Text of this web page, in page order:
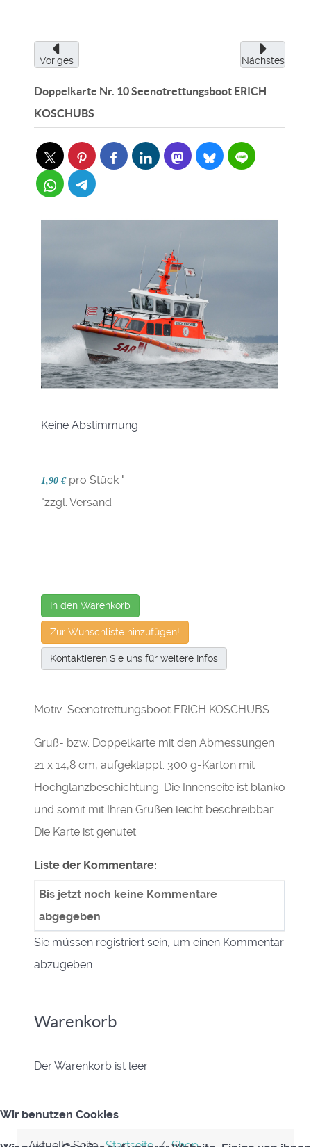
Voriges Nächstes
Doppelkarte Nr. 10 Seenotrettungsboot ERICH
KOSCHUBS
Keine Abstimmung
1,90 € pro Stück "
"zzgl. Versand
In den Warenkorb
Zur Wunschliste hinzufügen!
Kontaktieren Sie uns für weitere Infos
Motiv: Seenotrettungsboot ERICH KOSCHUBS
Gruß- bzw. Doppelkarte mit den Abmessungen
21 x 14,8 cm, aufgeklappt. 300 g-Karton mit
Hochglanzbeschichtung. Die Innenseite ist blanko
und somit mit Ihren Grüßen leicht beschreibbar.
Die Karte ist genutet.
Liste der Kommentare:
Bis jetzt noch keine Kommentare
abgegeben
Sie müssen registriert sein, um einen Kommentar
abzugeben.
Warenkorb
Der Warenkorb ist leer
Wir benutzen Cookies